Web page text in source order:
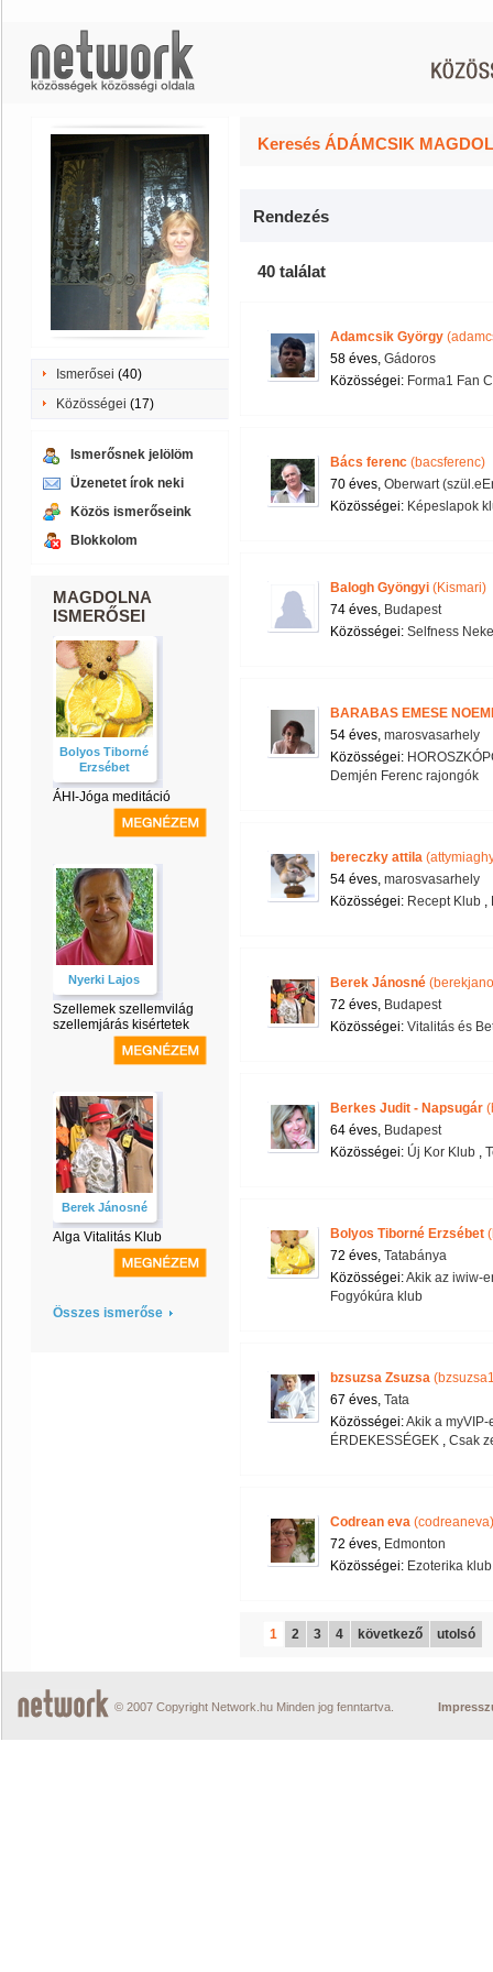
Ismerősei (40)
Közösségei (17)
Ismerősnek jelölöm
Üzenetet írok neki
Közös ismerőseink
Blokkolom
MAGDOLNA
ISMERŐSEI
Bolyos Tiborné
Erzsébet
ÁHI-Jóga meditáció
Nyerki Lajos
Szellemek szellemvilág
szellemjárás kisértetek
Berek Jánosné
Alga Vitalitás Klub
Összes ismerőse
Keresés ÁDÁMCSIK
Rendezés
40 találat
Adamcsik György
58 éves, Gádoros
Közösségei: Forma1 Fan
Bács ferenc (bacsferenc)
70 éves, Oberwart
Közösségei: Képeslapok
Balogh Gyöngyi (Kismari)
74 éves, Budapest
Közösségei: Selfness
BARABAS EMESE NOEMI
54 éves, marosvasarhely
Közösségei:
Demjén Ferenc rajongók
bereczky attila
54 éves, marosvasarhely
Közösségei: Recept Klub ,
Berek Jánosné
72 éves, Budapest
Közösségei: Vitalitás és
Berkes Judit - Napsugár
64 éves, Budapest
Közösségei: Új Kor Klub ,
Bolyos Tiborné Erzsébet
72 éves, Tatabánya
Közösségei:Akik az iwiw-
Fogyókúra klub
bzsuzsa Zsuzsa
67 éves, Tata
Közösségei:Akik a
ÉRDEKESSÉGEK , Csak
Codrean eva (codreaneva)
72 éves, Edmonton
Közösségei: Ezoterika klub
1 2 3 4 következő utolsó
© 2007 Copyright Network.hu Minden jog fenntartva.